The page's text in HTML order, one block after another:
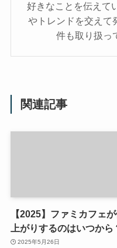
好きなことを伝えて
やトレンドを交えて
件も取り扱っ
関連記事
【2025】ファミカフェ
上がりするのはいつから
2025年5月26日